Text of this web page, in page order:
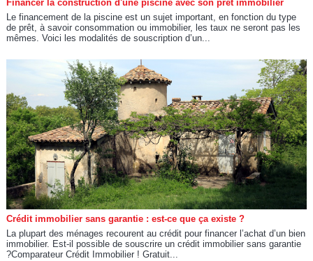
Financer la construction d'une piscine avec son prêt immobilier
Le financement de la piscine est un sujet important, en fonction du type
de prêt, à savoir consommation ou immobilier, les taux ne seront pas les
mêmes. Voici les modalités de souscription d’un...
Crédit immobilier sans garantie : est-ce que ça existe ?
La plupart des ménages recourent au crédit pour financer l’achat d’un bien
immobilier. Est-il possible de souscrire un crédit immobilier sans garantie
?Comparateur Crédit Immobilier ! Gratuit...